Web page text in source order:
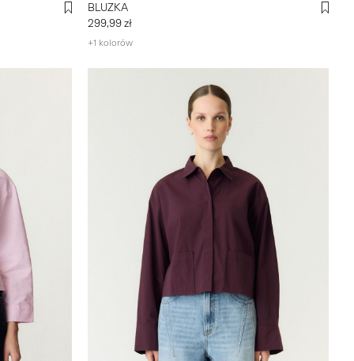
BLUZKA
299,99 zł
+1 kolorów